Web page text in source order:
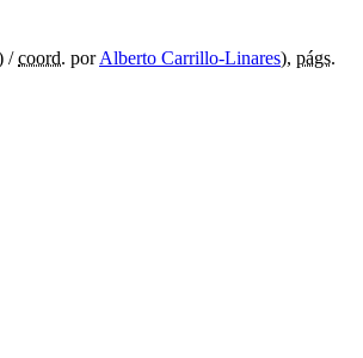
/coord. porAlberto Carrillo-Linares), págs.